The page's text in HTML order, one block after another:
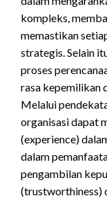
kompleks,
memastikan
strategis. Selain
proses
rasa kepemilikan
Melalui
organisasi dapat
(experience)
dalam
pengambilan
(trustworthiness)